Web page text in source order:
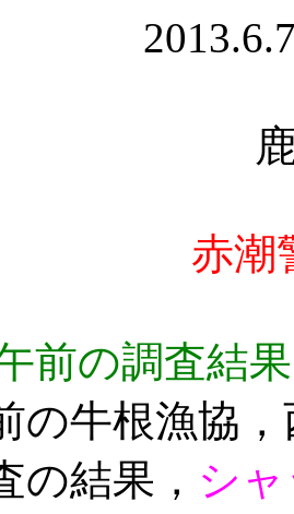
赤潮
前の調査結果
牛根漁協，
の結果， シ